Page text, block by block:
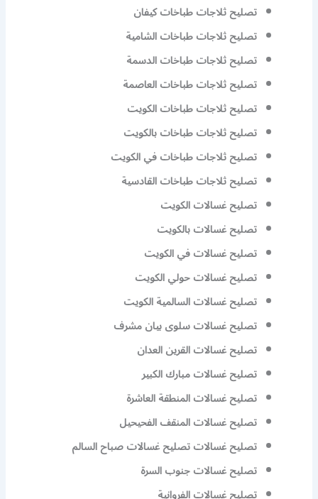
تصليح ثلاجات طباخات كيفان
تصليح ثلاجات طباخات الشامية
تصليح ثلاجات طباخات الدسمة
تصليح ثلاجات طباخات العاصمة
تصليح ثلاجات طباخات الكويت
تصليح ثلاجات طباخات بالكويت
تصليح ثلاجات طباخات في الكويت
تصليح ثلاجات طباخات القادسية
تصليح غسالات الكويت
تصليح غسالات بالكويت
تصليح غسالات في الكويت
تصليح غسالات حولي الكويت
تصليح غسالات السالمية الكويت
تصليح غسالات سلوى بيان مشرف
تصليح غسالات القرين العدان
تصليح غسالات مبارك الكبير
تصليح غسالات المنطقة العاشرة
تصليح غسالات المنقف الفحيحيل
تصليح غسالات تصليح غسالات صباح السالم
تصليح غسالات جنوب السرة